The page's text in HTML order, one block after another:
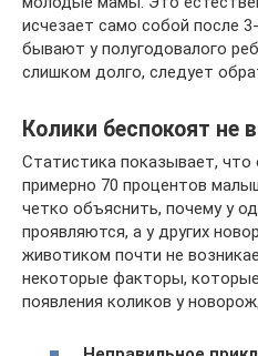
исчезает само собой после
бывают у полугодовалого
слишком долго, следует
Колики беспокоят не
Статистика показывает, что
примерно 70 процентов
четко объяснить, почему у
проявляются, а у других
животиком почти не
некоторые факторы,
появления коликов у